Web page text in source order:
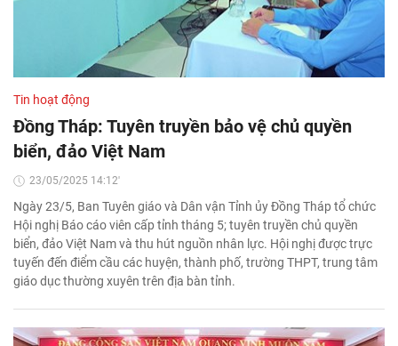
Tin hoạt động
Đồng Tháp: Tuyên truyền bảo vệ chủ quyền
biển, đảo Việt Nam
23/05/2025 14:12'
Ngày 23/5, Ban Tuyên giáo và Dân vận Tỉnh ủy Đồng Tháp tổ chức
Hội nghị Báo cáo viên cấp tỉnh tháng 5; tuyên truyền chủ quyền
biển, đảo Việt Nam và thu hút nguồn nhân lực. Hội nghị được trực
tuyến đến điểm cầu các huyện, thành phố, trường THPT, trung tâm
giáo dục thường xuyên trên địa bàn tỉnh.